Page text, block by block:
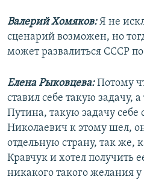
Валерий Хомяков:Я не
сценарий возможен, но
может развалиться СССР
Елена Рыковцева:Потому
ставил себе такую задачу,
Путина, такую задачу себе
Николаевич к этому шел,
отдельную страну, так же,
Кравчук и хотел получить
никакого такого желания